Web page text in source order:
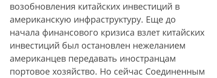
возобновления китайских инвестиций в
американскую инфраструктуру. Еще до
начала финансового кризиса взлет китайских
инвестиций был остановлен нежеланием
американцев передавать иностранцам
портовое хозяйство. Но сейчас Соединенным